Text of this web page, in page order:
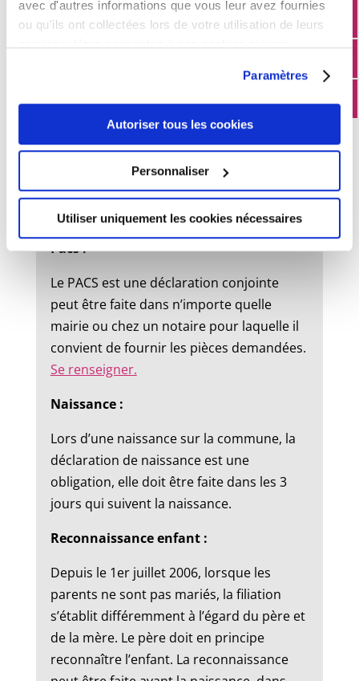
avec d'autres informations que vous leur avez fournies
ou qu'ils ont collectées lors de votre utilisation de leurs
Paramètres
Autoriser tous les cookies
Personnaliser
Utiliser uniquement les cookies nécessaires
État civil
Un dossier de mariage est à retirer en
mairie. Le mariage peut être célébré dans
la commune où l’un des futurs époux à
son domicile ou sa résidence.
Pacs :
Le PACS est une déclaration conjointe
peut être faite dans n’importe quelle
mairie ou chez un notaire pour laquelle il
convient de fournir les pièces demandées.
Se renseigner.
Naissance :
Lors d’une naissance sur la commune, la
déclaration de naissance est une
obligation, elle doit être faite dans les 3
jours qui suivent la naissance.
Reconnaissance enfant :
Depuis le 1er juillet 2006, lorsque les
parents ne sont pas mariés, la filiation
s’établit différemment à l’égard du père et
de la mère. Le père doit en principe
reconnaître l’enfant. La reconnaissance